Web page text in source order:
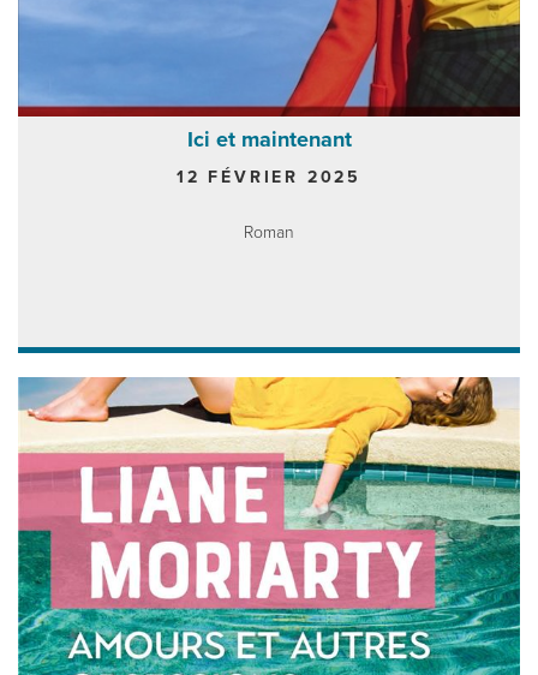
Ici et maintenant
12 FÉVRIER 2025
Roman